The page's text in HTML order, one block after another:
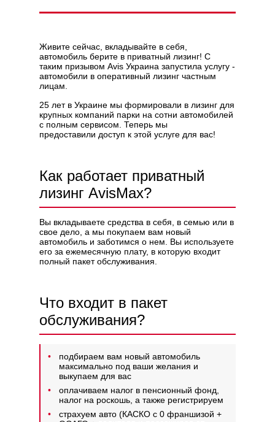
Живите сейчас, вкладывайте в себя,
автомобиль берите в приватный лизинг! С
таким призывом Avis Украина запустила услугу -
автомобили в оперативный лизинг частным
лицам.
25 лет в Украине мы формировали в лизинг для
крупных компаний парки на сотни автомобилей
с полным сервисом. Теперь мы
предоставили доступ к этой услуге для вас!
Как работает приватный
лизинг AvisMax?
Вы вкладываете средства в себя, в семью или в
свое дело, а мы покупаем вам новый
автомобиль и заботимся о нем. Вы используете
его за ежемесячную плату, в которую входит
полный пакет обслуживания.
Что входит в пакет
обслуживания?
подбираем вам новый автомобиль
максимально под ваши желания и
выкупаем для вас
оплачиваем налог в пенсионный фонд,
налог на роскошь, а также регистрируем
страхуем авто (КАСКО с 0 франшизой +
Политикой конфиденциальности